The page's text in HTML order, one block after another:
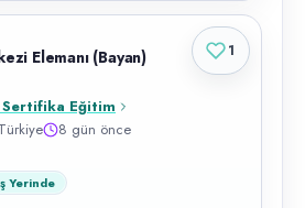
Elemanı (Bayan)
Eğitim
8 gün önce
Yerinde
1